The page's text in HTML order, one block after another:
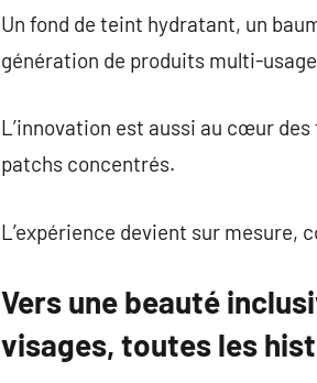
Un fond de teint hydratant, un
génération de produits multi-
L’innovation est aussi au cœur
patchs concentrés.
L’expérience devient sur mesure,
Vers une beauté
visages, toutes les